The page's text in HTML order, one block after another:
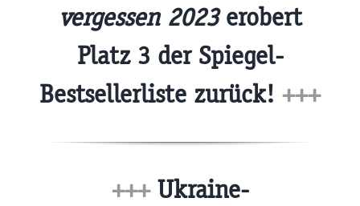
vergessen 2023erobert
Platz 3 der Spiegel-
Bestsellerliste zurück! +++
+++Ukraine-